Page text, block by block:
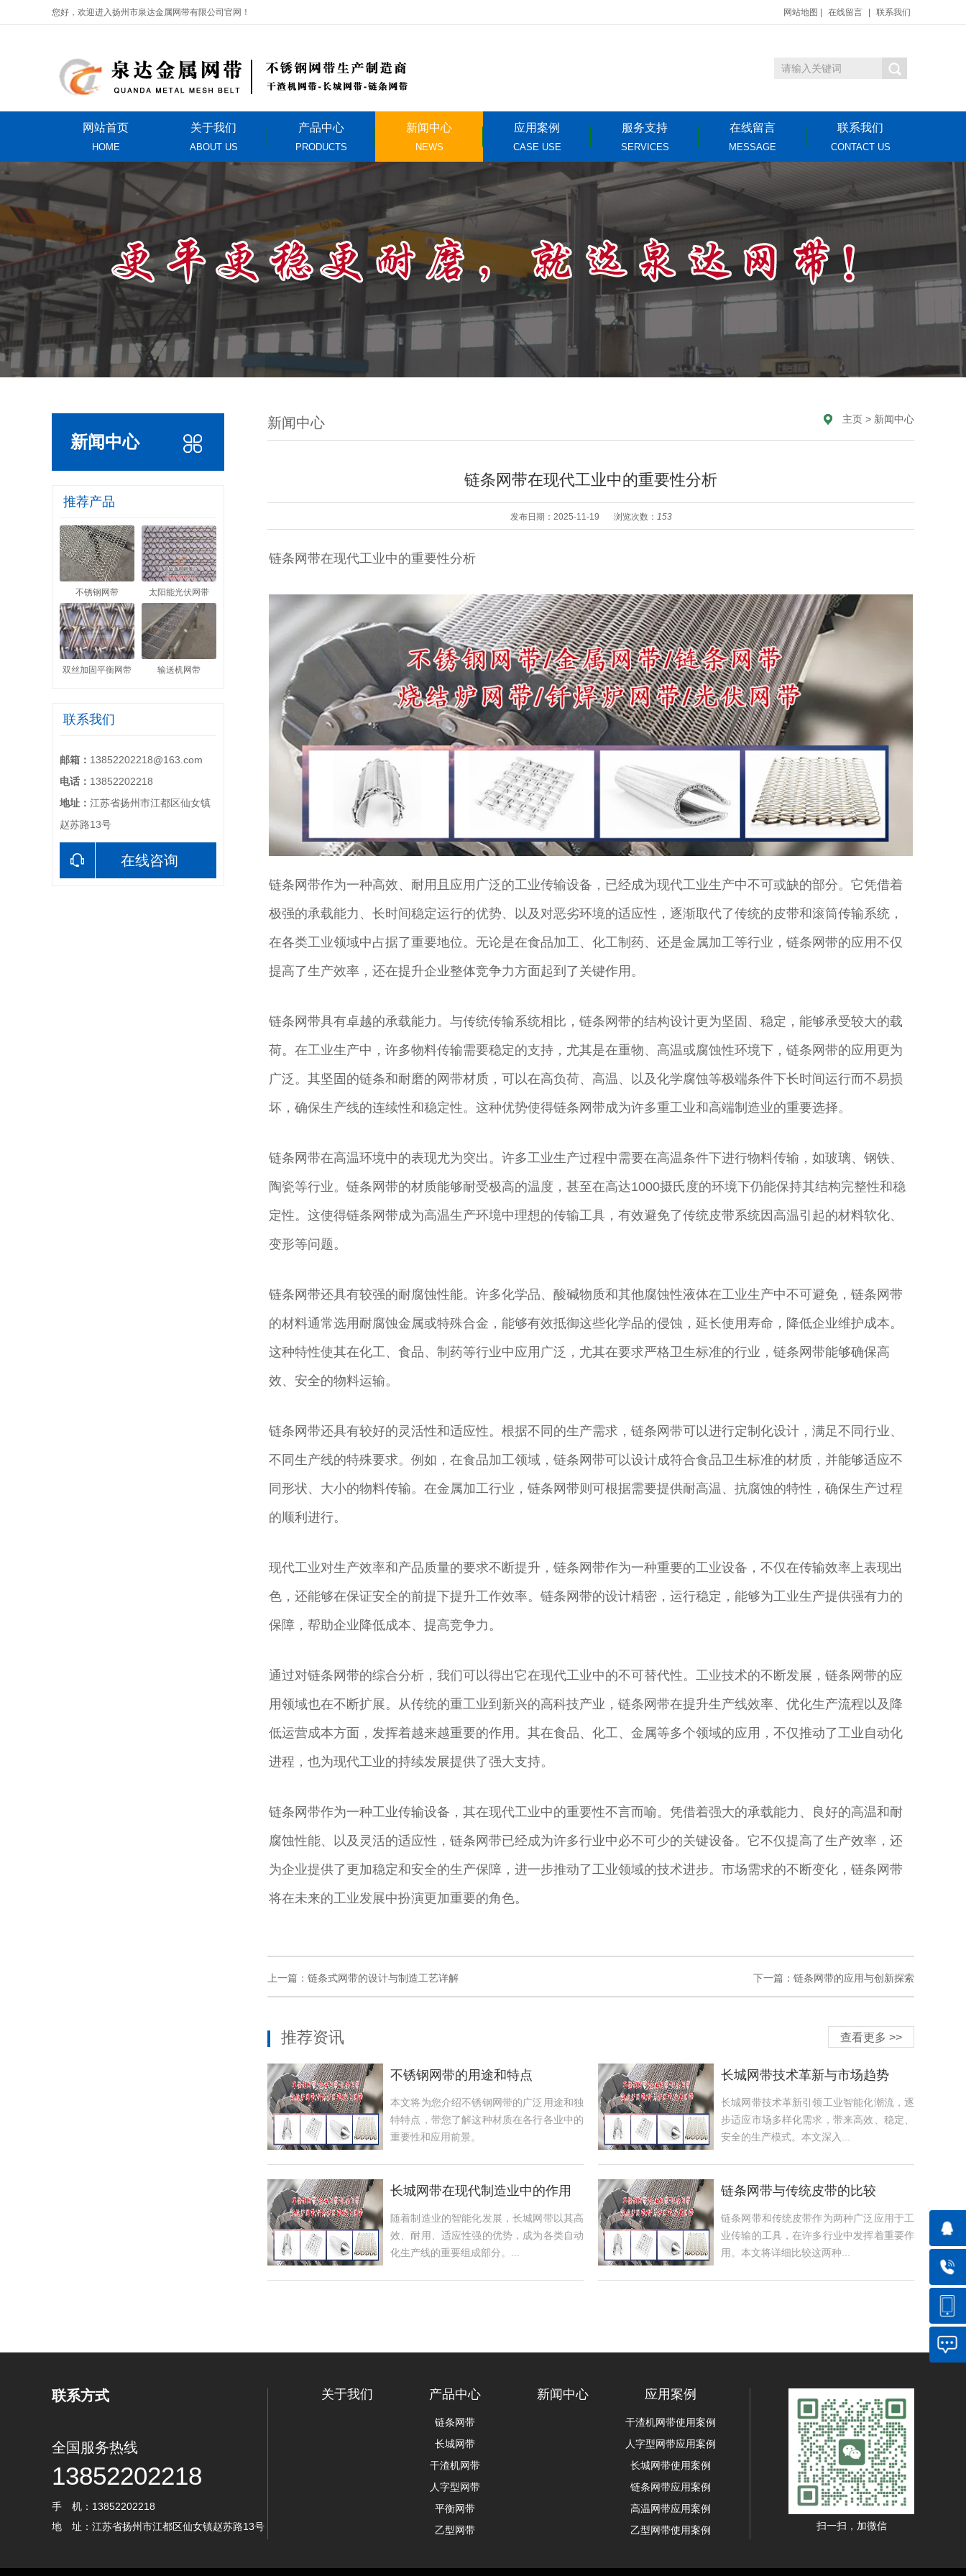
您好，欢迎进入扬州市泉达金属网带有限公司官网！ 网站地图 在线留言 联系我们
网站首页
HOME
关于我们
ABOUT US
产品中心
PRODUCTS
新闻中心
NEWS
应用案例
CASE USE
服务支持
SERVICES
在线留言
MESSAGE
联系我们
CONTACT US
新闻中心
推荐产品
不锈钢网带 太阳能光伏网带
双丝加固平衡网带 输送机网带
联系我们
邮箱： 13852202218@163.com
电话： 13852202218
地址： 江苏省扬州市江都区仙女镇
赵苏路13号
在线咨询
主页 > 新闻中心
新闻中心
链条网带在现代工业中的重要性分析
发布日期：2025-11-19 浏览次数： 153
链条网带在现代工业中的重要性分析
链条网带作为一种高效、耐用且应用广泛的工业传输设备，已经成为现代工业生产中不可或缺的部分。它凭借着
极强的承载能力、长时间稳定运行的优势、以及对恶劣环境的适应性，逐渐取代了传统的皮带和滚筒传输系统，
在各类工业领域中占据了重要地位。无论是在食品加工、化工制药、还是金属加工等行业，链条网带的应用不仅
提高了生产效率，还在提升企业整体竞争力方面起到了关键作用。
链条网带具有卓越的承载能力。与传统传输系统相比，链条网带的结构设计更为坚固、稳定，能够承受较大的载
荷。在工业生产中，许多物料传输需要稳定的支持，尤其是在重物、高温或腐蚀性环境下，链条网带的应用更为
广泛。其坚固的链条和耐磨的网带材质，可以在高负荷、高温、以及化学腐蚀等极端条件下长时间运行而不易损
坏，确保生产线的连续性和稳定性。这种优势使得链条网带成为许多重工业和高端制造业的重要选择。
链条网带在高温环境中的表现尤为突出。许多工业生产过程中需要在高温条件下进行物料传输，如玻璃、钢铁、
陶瓷等行业。链条网带的材质能够耐受极高的温度，甚至在高达1000摄氏度的环境下仍能保持其结构完整性和稳
定性。这使得链条网带成为高温生产环境中理想的传输工具，有效避免了传统皮带系统因高温引起的材料软化、
变形等问题。
链条网带还具有较强的耐腐蚀性能。许多化学品、酸碱物质和其他腐蚀性液体在工业生产中不可避免，链条网带
的材料通常选用耐腐蚀金属或特殊合金，能够有效抵御这些化学品的侵蚀，延长使用寿命，降低企业维护成本。
这种特性使其在化工、食品、制药等行业中应用广泛，尤其在要求严格卫生标准的行业，链条网带能够确保高
效、安全的物料运输。
链条网带还具有较好的灵活性和适应性。根据不同的生产需求，链条网带可以进行定制化设计，满足不同行业、
不同生产线的特殊要求。例如，在食品加工领域，链条网带可以设计成符合食品卫生标准的材质，并能够适应不
同形状、大小的物料传输。在金属加工行业，链条网带则可根据需要提供耐高温、抗腐蚀的特性，确保生产过程
的顺利进行。
现代工业对生产效率和产品质量的要求不断提升，链条网带作为一种重要的工业设备，不仅在传输效率上表现出
色，还能够在保证安全的前提下提升工作效率。链条网带的设计精密，运行稳定，能够为工业生产提供强有力的
保障，帮助企业降低成本、提高竞争力。
通过对链条网带的综合分析，我们可以得出它在现代工业中的不可替代性。工业技术的不断发展，链条网带的应
用领域也在不断扩展。从传统的重工业到新兴的高科技产业，链条网带在提升生产线效率、优化生产流程以及降
低运营成本方面，发挥着越来越重要的作用。其在食品、化工、金属等多个领域的应用，不仅推动了工业自动化
进程，也为现代工业的持续发展提供了强大支持。
链条网带作为一种工业传输设备，其在现代工业中的重要性不言而喻。凭借着强大的承载能力、良好的高温和耐
腐蚀性能、以及灵活的适应性，链条网带已经成为许多行业中必不可少的关键设备。它不仅提高了生产效率，还
为企业提供了更加稳定和安全的生产保障，进一步推动了工业领域的技术进步。市场需求的不断变化，链条网带
将在未来的工业发展中扮演更加重要的角色。
上一篇：链条式网带的设计与制造工艺详解 下一篇：链条网带的应用与创新探索
查看更多 >>
推荐资讯
不锈钢网带的用途和特点
本文将为您介绍不锈钢网带的广泛用途和独
特特点，带您了解这种材质在各行各业中的
重要性和应用前景。
长城网带技术革新与市场趋势
长城网带技术革新引领工业智能化潮流，逐
步适应市场多样化需求，带来高效、稳定、
安全的生产模式。本文深入...
长城网带在现代制造业中的作用
随着制造业的智能化发展，长城网带以其高
效、耐用、适应性强的优势，成为各类自动
化生产线的重要组成部分。...
链条网带与传统皮带的比较
链条网带和传统皮带作为两种广泛应用于工
业传输的工具，在许多行业中发挥着重要作
用。本文将详细比较这两种...
联系方式
全国服务热线
13852202218
手 机：13852202218
地 址：江苏省扬州市江都区仙女镇赵苏路13号
关于我们 产品中心
链条网带
长城网带
干渣机网带
人字型网带
平衡网带
乙型网带
新闻中心 应用案例
干渣机网带使用案例
人字型网带应用案例
长城网带使用案例
链条网带应用案例
高温网带应用案例
乙型网带使用案例
扫一扫，加微信